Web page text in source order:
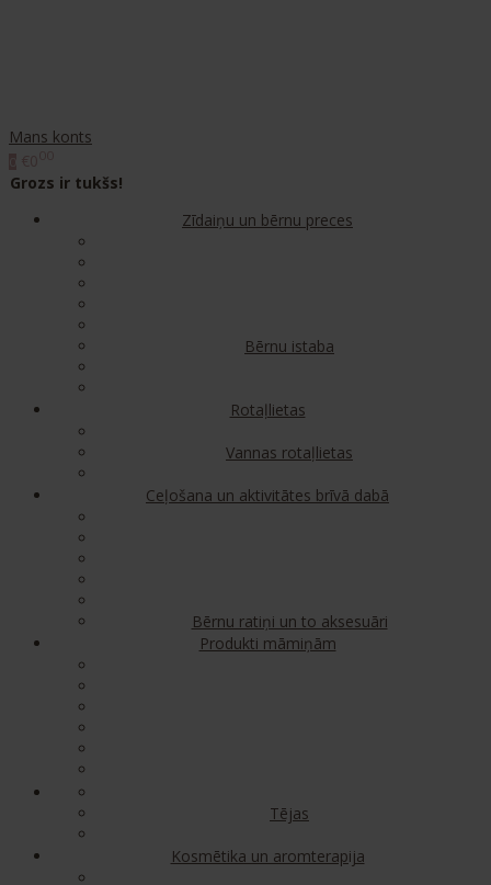
Mans konts
Grozs ir tukšs!
Zīdaiņu un bērnu preces
Bērnu istaba
Rotaļlietas
Vannas rotaļlietas
Ceļošana un aktivitātes brīvā dabā
Bērnu ratiņi un to aksesuāri
Produkti māmiņām
Tējas
Kosmētika un aromterapija